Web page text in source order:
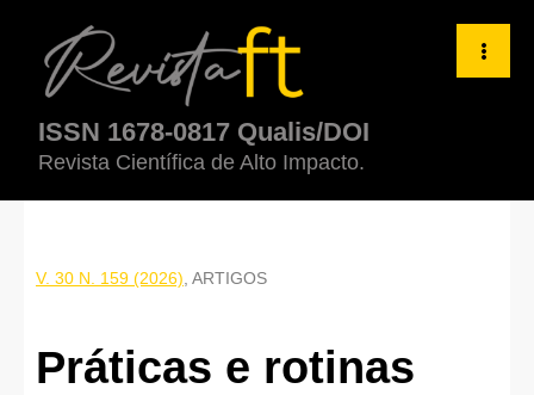
Práticas e rotinas pedagógicas na educação em tempo integral
ISSN 1678-0817 Qualis/DOI
Revista Científica de Alto Impacto.
V. 30 N. 159 (2026), ARTIGOS
Práticas e rotinas